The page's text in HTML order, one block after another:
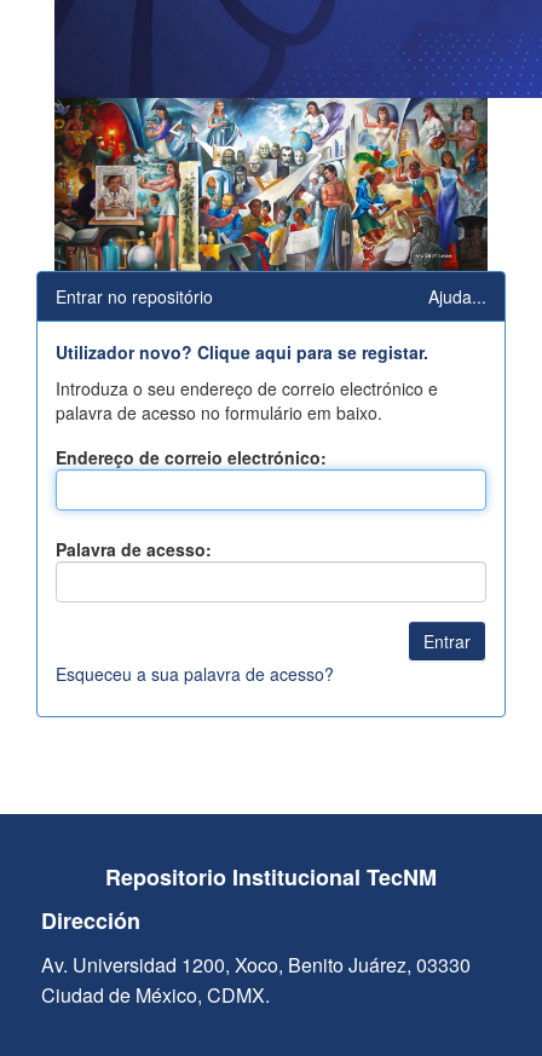
Entrar no repositório Ajuda...
Utilizador novo? Clique aqui para se registar.
Introduza o seu endereço de correio electrónico e
palavra de acesso no formulário em baixo.
Endereço de correio electrónico:
Palavra de acesso:
Esqueceu a sua palavra de acesso?
Repositorio Institucional TecNM
Dirección
Av. Universidad 1200, Xoco, Benito Juárez, 03330
Ciudad de México, CDMX.